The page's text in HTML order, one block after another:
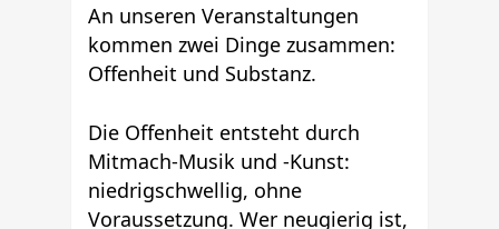
An unseren Veranstaltungen
kommen zwei Dinge zusammen:
Offenheit und Substanz.
Die Offenheit entsteht durch
Mitmach-Musik und -Kunst:
niedrigschwellig, ohne
Voraussetzung. Wer neugierig ist,